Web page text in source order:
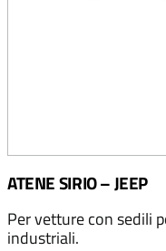
ATENE SIRIO – JEEP
Per vetture con sedili
industriali.